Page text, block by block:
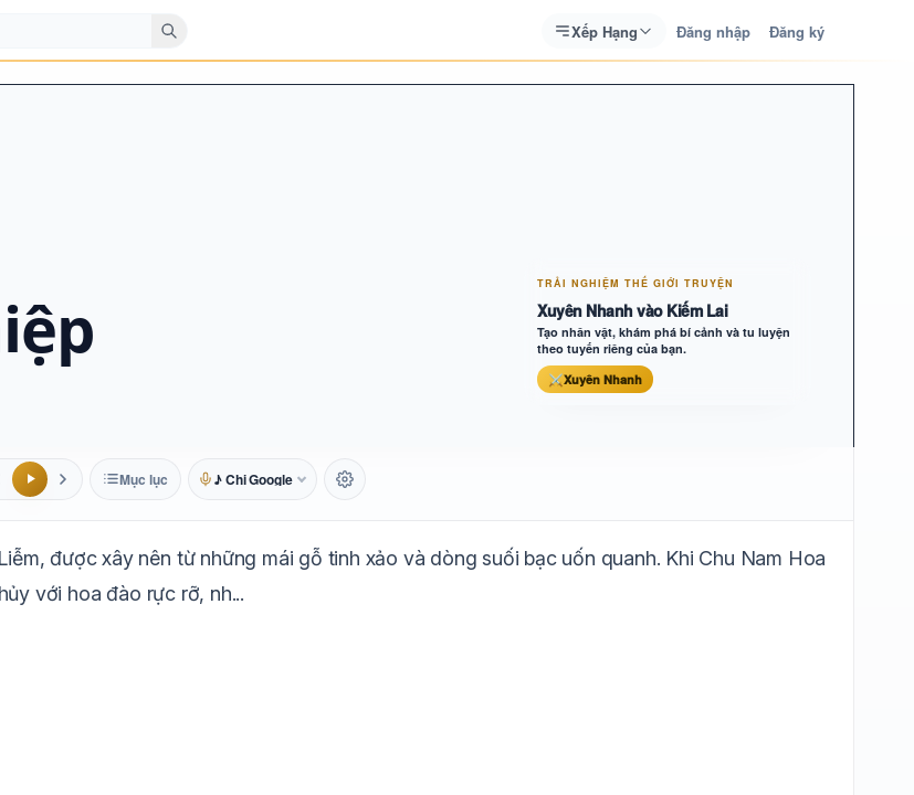
Xếp Hạng Đăng nhập Đăng ký
TRẢI NGHIỆM THẾ GIỚI TRUYỆN
Xuyên Nhanh vào Kiếm Lai
Tạo nhân vật, khám phá bí cảnh và tu luyện
theo tuyến riêng của bạn.
⚔Xuyên Nhanh
Mục lục ♪ Chị Google
Trắng Vàng Ghi
được xây nên từ những mái gỗ tinh xảo và dòng suối bạc uốn quanh. Khi Chu Nam Hoa
với hoa đào rực rỡ, nh...